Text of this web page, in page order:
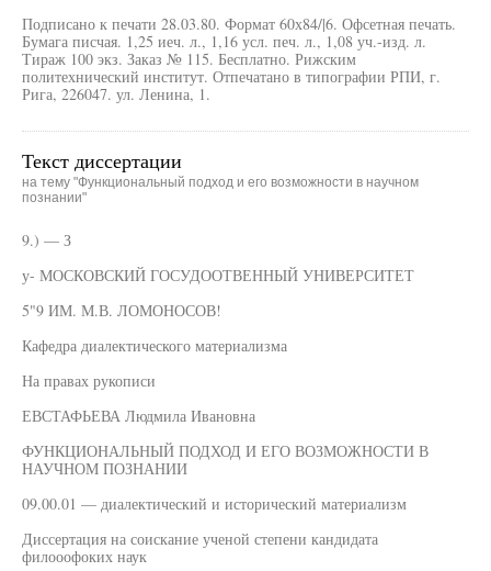
Подписано к печати 28.03.80. Формат 60х84/|6. Офсетная печать.
Бумага писчая. 1,25 иеч. л., 1,16 усл. печ. л., 1,08 уч.-изд. л.
Тираж 100 экз. Заказ № 115. Бесплатно. Рижским
политехнический институт. Отпечатано в типографии РПИ, г.
Рига, 226047. ул. Ленина, 1.
Текст диссертации
на тему "Функциональный подход и его возможности в научном
познании"
9.) — З
у- МОСКОВСКИЙ ГОСУДООТВЕННЫЙ УНИВЕРСИТЕТ
5"9 ИМ. М.В. ЛОМОНОСОВ!
Кафедра диалектического материализма
На правах рукописи
ЕВСТАФЬЕВА Людмила Ивановна
ФУНКЦИОНАЛЬНЫЙ ПОДХОД И ЕГО ВОЗМОЖНОСТИ В
НАУЧНОМ ПОЗНАНИИ
09.00.01 — диалектический и исторический материализм
Диссертация на соискание ученой степени кандидата
филооофоких наук